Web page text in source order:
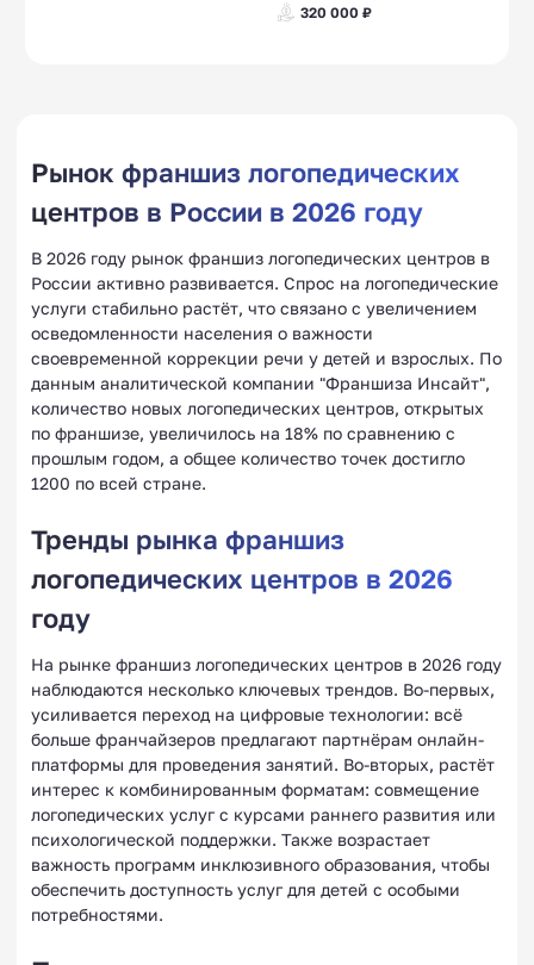
320 000 ₽
Рынок франшиз логопедических
центров в России в 2026 году
В 2026 году рынок франшиз логопедических центров в
России активно развивается. Спрос на логопедические
услуги стабильно растёт, что связано с увеличением
осведомленности населения о важности
своевременной коррекции речи у детей и взрослых. По
данным аналитической компании "Франшиза Инсайт",
количество новых логопедических центров, открытых
по франшизе, увеличилось на 18% по сравнению с
прошлым годом, а общее количество точек достигло
1200 по всей стране.
Тренды рынка франшиз
логопедических центров в 2026
году
На рынке франшиз логопедических центров в 2026 году
наблюдаются несколько ключевых трендов. Во-первых,
усиливается переход на цифровые технологии: всё
больше франчайзеров предлагают партнёрам онлайн-
платформы для проведения занятий. Во-вторых, растёт
интерес к комбинированным форматам: совмещение
логопедических услуг с курсами раннего развития или
психологической поддержки. Также возрастает
важность программ инклюзивного образования, чтобы
обеспечить доступность услуг для детей с особыми
потребностями.